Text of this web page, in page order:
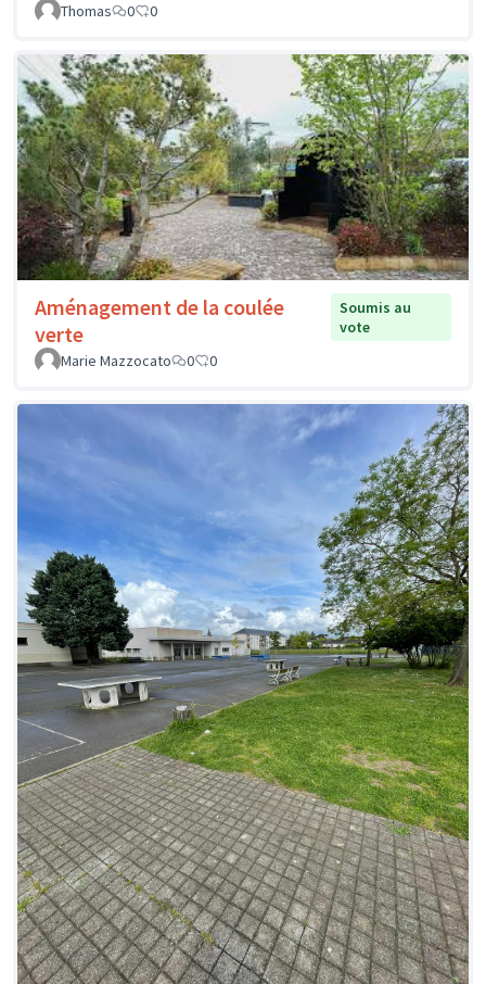
Thomas
0 0
Aménagement de la coulée
verte
Soumis au
vote
Marie Mazzocato
0 0